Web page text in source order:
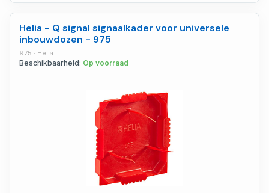
Helia - Q signal signaalkader voor universele
inbouwdozen - 975
975 · Helia
Beschikbaarheid: Op voorraad